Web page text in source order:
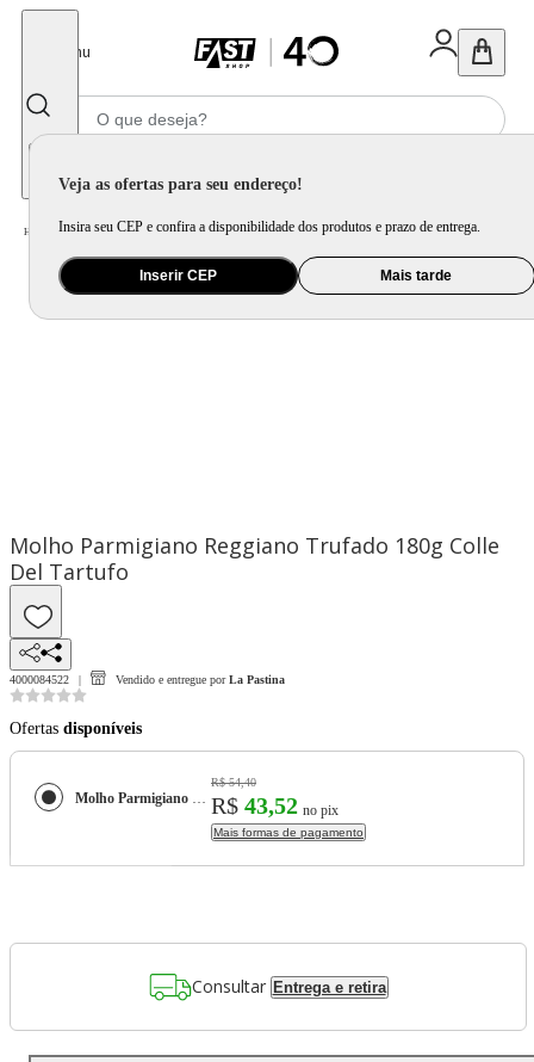
Menu
Veja as ofertas para seu endereço!
Insira seu CEP e confira a disponibilidade dos produtos e prazo de entrega.
Inserir CEP Mais tarde
Home Mercado / Alimento / Massa e Molho
Molho Parmigiano Reggiano Trufado 180g Colle
Del Tartufo
4000084522 Vendido e entregue por La Pastina
Ofertas disponíveis
Molho Parmigiano Reggiano Trufado 180g Colle Del Tartufo
R$ 54,40
R$ 43,52 no pix
Mais formas de pagamento
Consultar Entrega e retira